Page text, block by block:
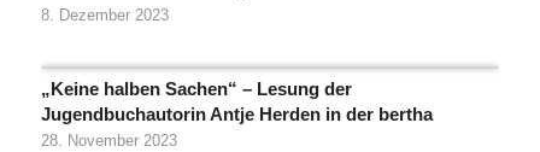
8. Dezember 2023
„Keine halben Sachen“ – Lesung der
Jugendbuchautorin Antje Herden in der bertha
28. November 2023